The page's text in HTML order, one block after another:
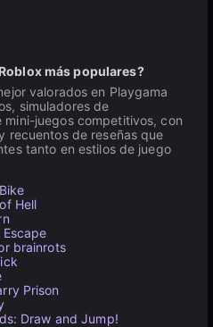
más populares?
valorados en Playgama
simuladores de
juegos competitivos, con
recuentos de reseñas que
tanto en estilos de juego
Hell
Escape
brainrots
Prison
Draw and Jump!